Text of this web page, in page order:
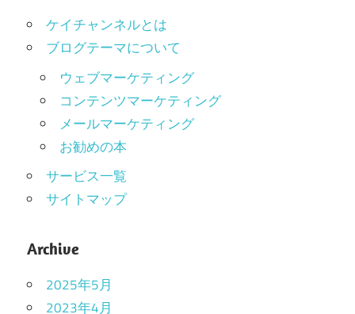
ケイチャンネルとは
ブログテーマについて
ウェブマーケティング
コンテンツマーケティング
メールマーケティング
お勧めの本
サービス一覧
サイトマップ
Archive
2025年5月
2023年4月